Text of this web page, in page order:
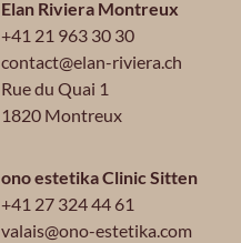
Elan Riviera Montreux
+41 21 963 30 30
contact@elan-riviera.ch
Rue du Quai 1
1820 Montreux
ono estetika Clinic Sitten
+41 27 324 44 61
valais@ono-estetika.com